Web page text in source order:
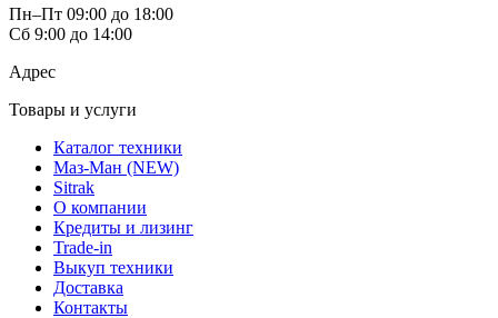
Пн–Пт 09:00 до 18:00
Сб 9:00 до 14:00
Адрес
Товары и услуги
Каталог техники
Маз-Ман (NEW)
Sitrak
О компании
Кредиты и лизинг
Trade-in
Выкуп техники
Доставка
Контакты